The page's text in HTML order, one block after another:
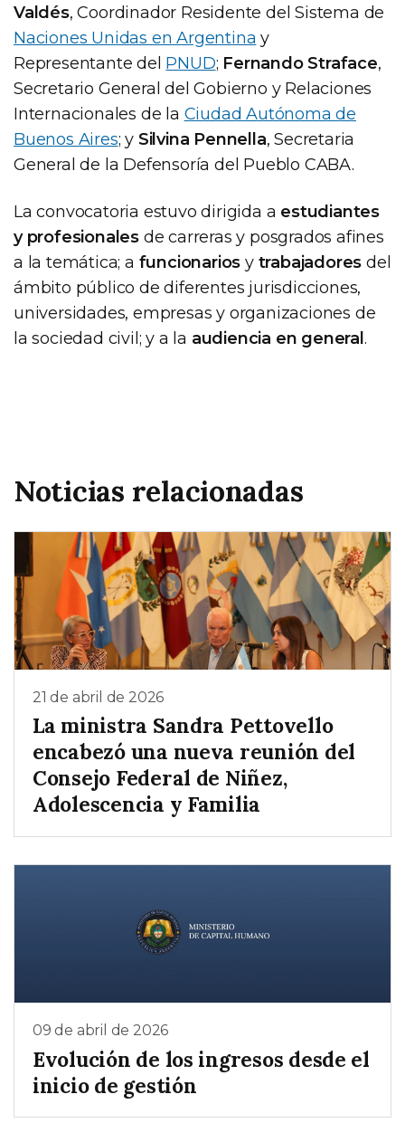
Valdés, Coordinador Residente del Sistema de
Naciones Unidas en Argentina y
Representante del PNUD; Fernando Straface,
Secretario General del Gobierno y Relaciones
Internacionales de la Ciudad Autónoma de
Buenos Aires; y Silvina Pennella, Secretaria
General de la Defensoría del Pueblo CABA.
La convocatoria estuvo dirigida a estudiantes
y profesionales de carreras y posgrados afines
a la temática; a funcionarios y trabajadores del
ámbito público de diferentes jurisdicciones,
universidades, empresas y organizaciones de
la sociedad civil; y a la audiencia en general .
Noticias relacionadas
21 de abril de 2026
La ministra Sandra Pettovello
encabezó una nueva reunión del
Consejo Federal de Niñez,
Adolescencia y Familia
09 de abril de 2026
Evolución de los ingresos desde el
inicio de gestión